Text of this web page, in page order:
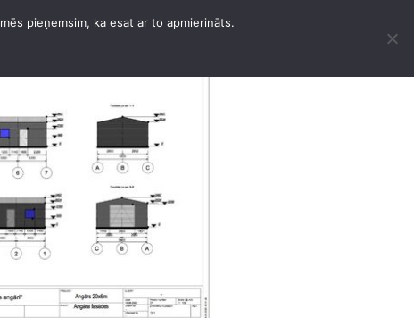
pieņemsim, ka esat ar to apmierināts.